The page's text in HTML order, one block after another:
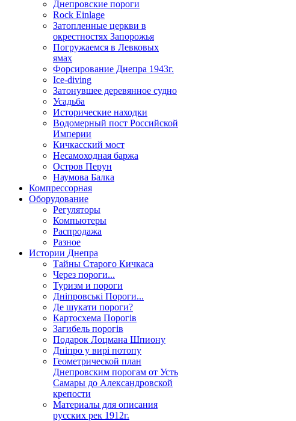
Днепровские пороги
Rock Einlage
Затопленные церкви в
окрестностях Запорожья
Погружаемся в Левковых
ямах
Форсирование Днепра 1943г.
Ice-diving
Затонувшее деревянное судно
Усадьба
Исторические находки
Водомерный пост Российской
Империи
Кичкасский мост
Несамоходная баржа
Остров Перун
Наумова Балка
Компрессорная
Оборудование
Регуляторы
Компьютеры
Распродажа
Разное
Истории Днепра
Тайны Старого Кичкаса
Через пороги...
Туризм и пороги
Дніпровські Пороги...
Де шукати пороги?
Картосхема Порогів
Загибель порогів
Подарок Лоцмана Шпиону
Дніпро у вирі потопу
Геометрической план
Днепровским порогам от Усть
Самары до Александровской
крепости
Материалы для описания
русских рек 1912г.